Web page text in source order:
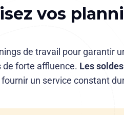
vos
de travail pour garantir
de forte affluence. Les
fournir un service constant